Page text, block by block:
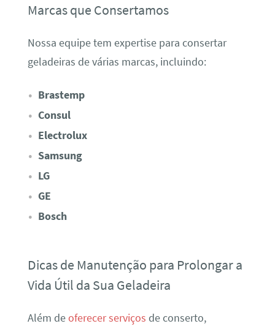
Marcas que Consertamos
Nossa equipe tem expertise para consertar
geladeiras de várias marcas, incluindo:
Brastemp
Consul
Electrolux
Samsung
LG
GE
Bosch
Dicas de Manutenção para Prolongar a
Vida Útil da Sua Geladeira
Além deoferecer serviços de conserto,